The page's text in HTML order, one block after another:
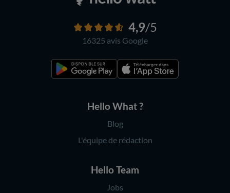
4,9/5
16325 avis Google
Hello What ?
Blog
L'équipe de rédaction
Hello Team
Jobs